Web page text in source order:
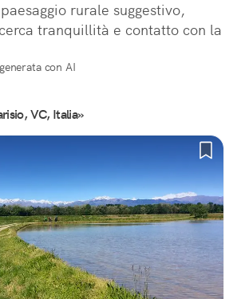
rurale suggestivo,
tranquillità e contatto con la
con AI
VC, Italia»